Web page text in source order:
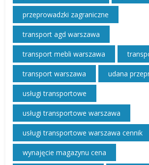
przeprowadzki zagraniczne
transport agd warszawa
transport mebli warszawa
transport warszawa udana
usługi transportowe
usługi transportowe warszawa
usługi transportowe warszawa cennik
wynajęcie magazynu cena